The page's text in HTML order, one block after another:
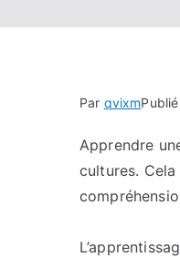
Par qvixm
Apprendre
cultures.